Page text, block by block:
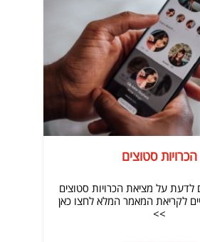
הכרויות סטוצים
על מציאת הכרויות סטוצים
לקריאת המאמר המלא לחצו כאן
>>